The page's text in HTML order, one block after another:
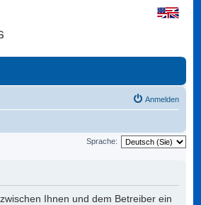
Anmelden
Sprache:
Ihnen und dem Betreiber ein